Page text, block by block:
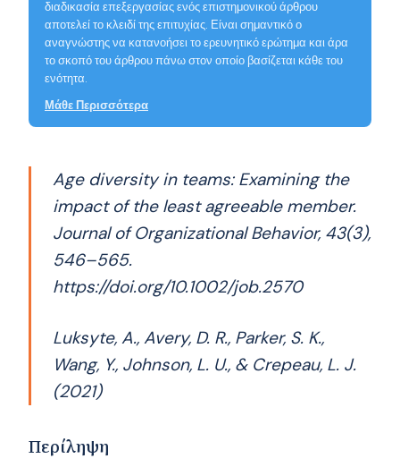
διαδικασία επεξεργασίας ενός επιστημονικού άρθρου
αποτελεί το κλειδί της επιτυχίας. Είναι σημαντικό ο
αναγνώστης να κατανοήσει το ερευνητικό ερώτημα και άρα
το σκοπό του άρθρου πάνω στον οποίο βασίζεται κάθε του
ενότητα.
Μάθε Περισσότερα
Age diversity in teams: Examining the
impact of the least agreeable member.
Journal of Organizational Behavior, 43(3),
546–565.
https://doi.org/10.1002/job.2570
Luksyte, A., Avery, D. R., Parker, S. K.,
Wang, Y., Johnson, L. U., & Crepeau, L. J.
(2021)
Περίληψη